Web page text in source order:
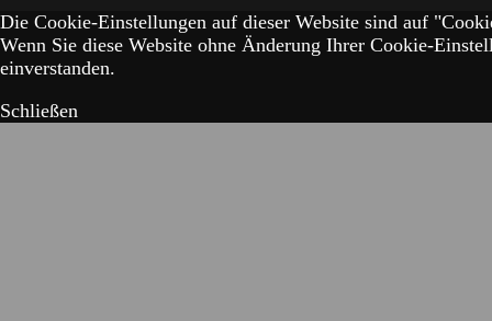
Die Cookie-Einstellungen auf dieser Website sind auf
Wenn Sie diese Website ohne Änderung Ihrer Cookie-
einverstanden.
Schließen